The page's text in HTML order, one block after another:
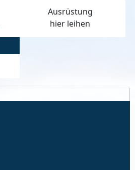
Ausrüstung
hier leihen